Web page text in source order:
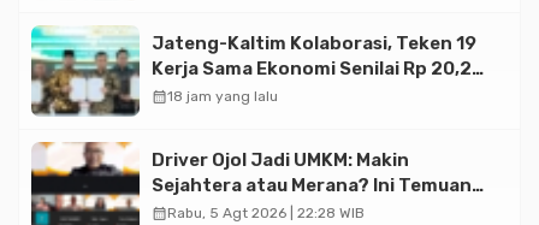
Jateng-Kaltim Kolaborasi, Teken 19
Kerja Sama Ekonomi Senilai Rp 20,2
Triliun
calendar_month18 jam yang lalu
Driver Ojol Jadi UMKM: Makin
Sejahtera atau Merana? Ini Temuan
Diskusi Paramadina
calendar_monthRabu, 5 Agt 2026 | 22:28 WIB